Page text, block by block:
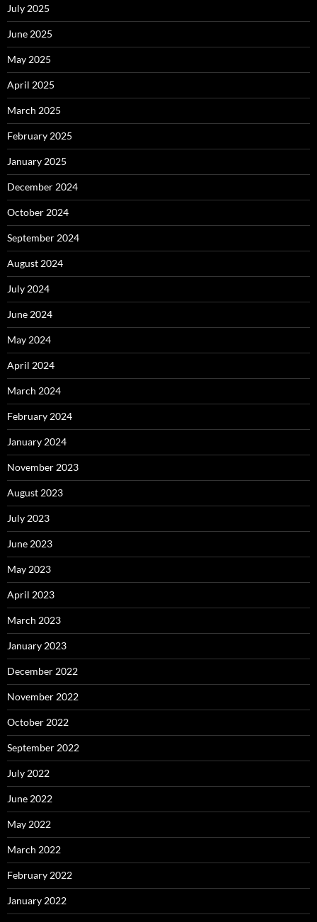
July 2025
June 2025
May 2025
April 2025
March 2025
February 2025
January 2025
December 2024
October 2024
September 2024
August 2024
July 2024
June 2024
May 2024
April 2024
March 2024
February 2024
January 2024
November 2023
August 2023
July 2023
June 2023
May 2023
April 2023
March 2023
January 2023
December 2022
November 2022
October 2022
September 2022
July 2022
June 2022
May 2022
March 2022
February 2022
January 2022